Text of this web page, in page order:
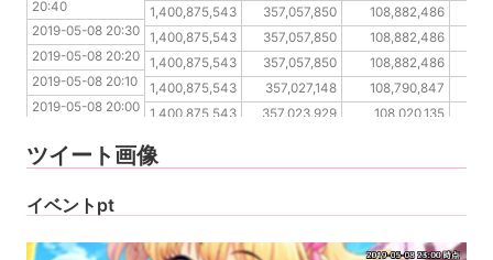
2019-05-08 20:20 1,400,875,543 357,057,850 108,882,486
2019-05-08 20:10
1,400,875,543 357,057,850 108,882,486
2019-05-08 20:00
1,400,875,543 357,057,850 108,882,486
2019-05-08 19:50
1,400,875,543 357,027,148 108,790,847
2019-05-08 19:40
1,400,875,543 357,023,929 108,020,135
20:40
2019-05-08 20:30
2019-05-08 20:20
2019-05-08 20:10
2019-05-08 20:00
2019-05-08 19:40
ツイート画像
イベントpt